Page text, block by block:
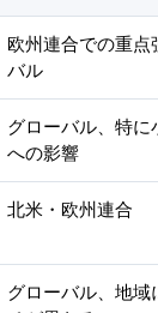
欧州連合での重点
バル
グローバル、特
への影響
北米・欧州連合
グローバル、地域